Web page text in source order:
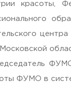
научно-
красоты,
ФУМО в